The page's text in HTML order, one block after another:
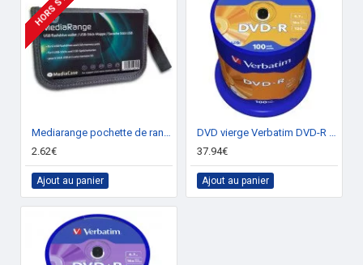
Mediarange pochette de rangement pour 6 clés USB et 3 cartes mémoires
2.62€
Ajout au panier
DVD vierge Verbatim DVD-R 16x. (boite de 100)
37.94€
Ajout au panier